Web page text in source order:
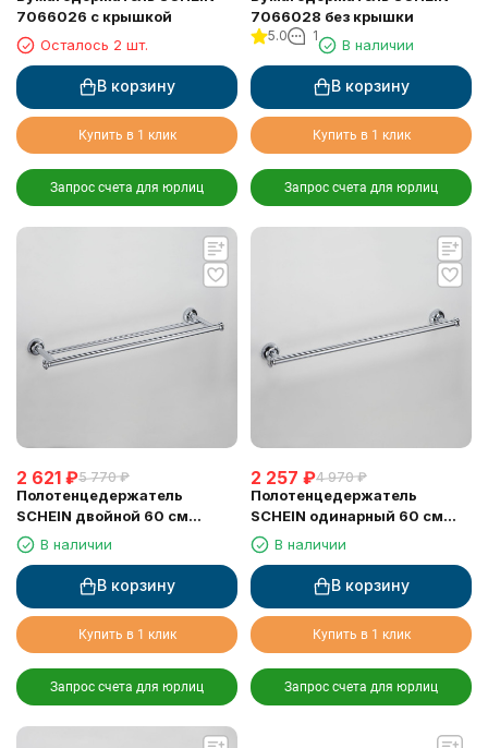
7066026 с крышкой
Осталось 2 шт.
В корзину
Купить в 1 клик
Запрос счета для юрлиц
7066028 без крышки
5.0 1
В наличии
В корзину
Купить в 1 клик
Запрос счета для юрлиц
2 621 ₽5 770 ₽
Полотенцедержатель
SCHEIN двойной 60 см
(7066040)
В наличии
В корзину
Купить в 1 клик
Запрос счета для юрлиц
2 257 ₽4 970 ₽
Полотенцедержатель
SCHEIN одинарный 60 см
(7066037)
В наличии
В корзину
Купить в 1 клик
Запрос счета для юрлиц